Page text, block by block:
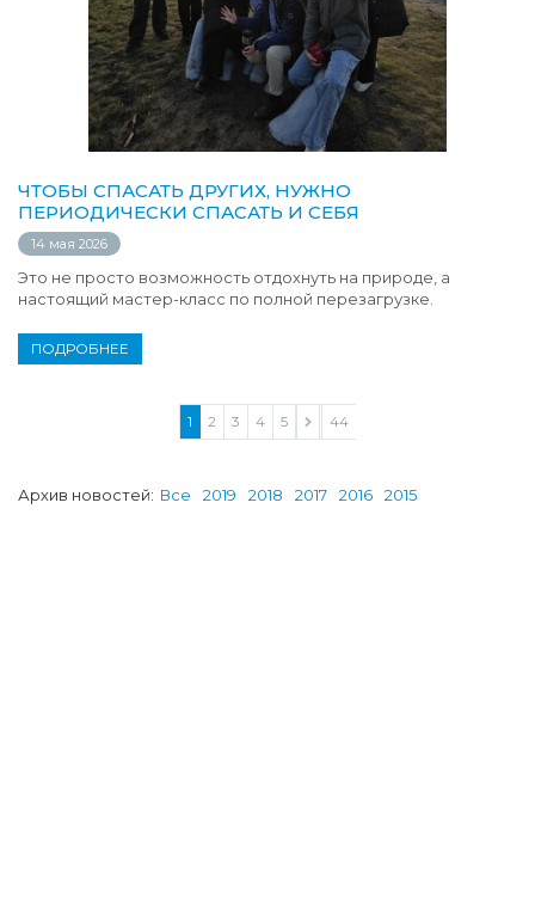
ЧТОБЫ СПАСАТЬ ДРУГИХ, НУЖНО
ПЕРИОДИЧЕСКИ СПАСАТЬ И СЕБЯ
14 мая 2026
Это не просто возможность отдохнуть на природе, а
настоящий мастер-класс по полной перезагрузке.
ПОДРОБНЕЕ
1 2 3 4 5 ... 44
Архив новостей: Все 2019 2018 2017 2016 2015